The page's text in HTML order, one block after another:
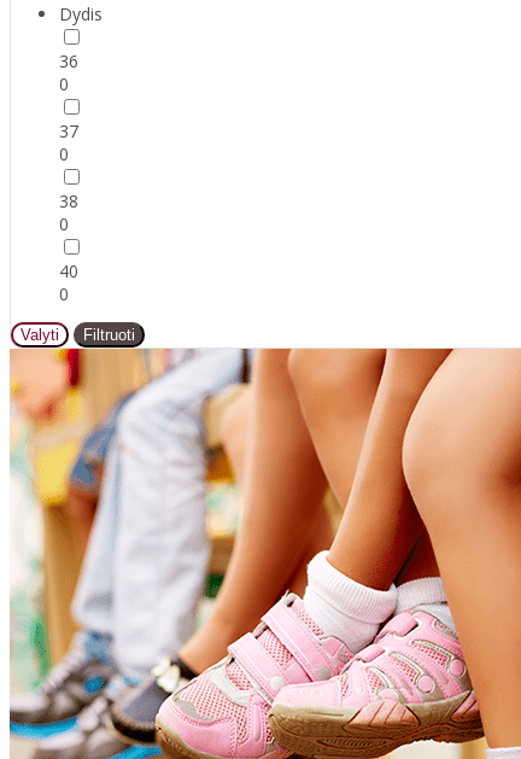
Dydis
36
0
37
0
38
0
40
0
Valyti Filtruoti